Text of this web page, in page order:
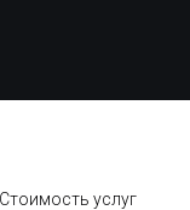
Стоимость услуг